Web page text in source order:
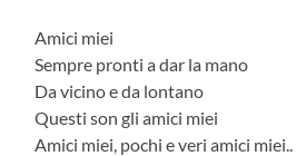
Amici miei
Sempre pronti a dar la mano
Da vicino e da lontano
Questi son gli amici miei
Amici miei, pochi e veri amici miei..